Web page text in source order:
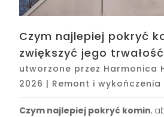
Czym najlepiej pokryć
zwiększyć jego
utworzone przez Harmonica
2026 | Remont i wykończenia
Czym najlepiej pokryć komin,